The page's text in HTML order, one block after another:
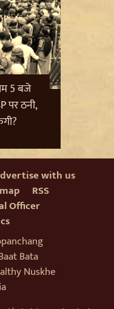
के खिलाफ
अंत
पर लूट हो रही',
का हमला
5 बजे
पर ठनी,
with us
RSS
Officer
Bata
Nuskhe